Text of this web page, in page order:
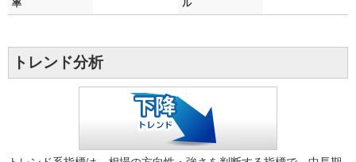
率 ル
トレンド分析